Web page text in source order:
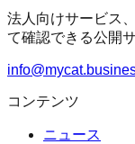
法人向けサービス
て確認できる公開
コンテンツ
ニュース